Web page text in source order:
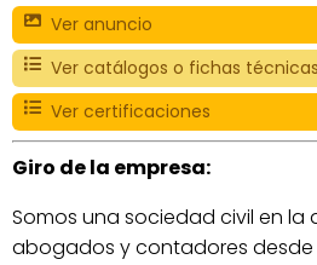
Ver anuncio
Ver catálogos o fichas técnicas
Ver certificaciones
Giro de la empresa:
Somos una sociedad civil en la
abogados y contadores desde